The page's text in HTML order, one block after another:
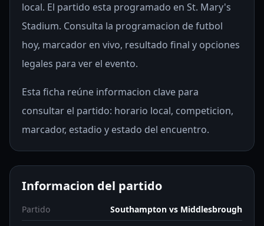
local. El partido esta programado en St. Mary's
Stadium. Consulta la programacion de futbol
hoy, marcador en vivo, resultado final y opciones
legales para ver el evento.
Esta ficha reúne informacion clave para
consultar el partido: horario local, competicion,
marcador, estadio y estado del encuentro.
Informacion del partido
Partido Southampton vs Middlesbrough